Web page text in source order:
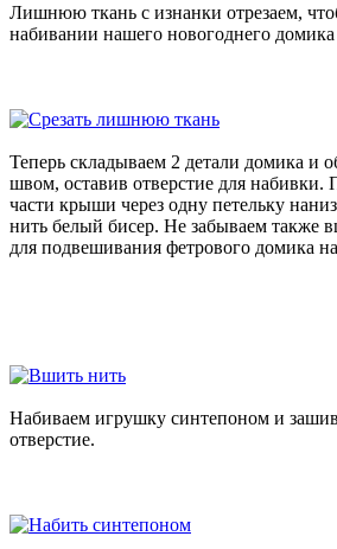
Лишнюю ткань с изнанки отрезаем,
набивании нашего новогоднего домика
Теперь складываем 2 детали домика и
швом, оставив отверстие для
части крыши через одну петельку
нить белый бисер. Не забываем также
для подвешивания фетрового домика
Набиваем игрушку синтепоном и
отверстие.